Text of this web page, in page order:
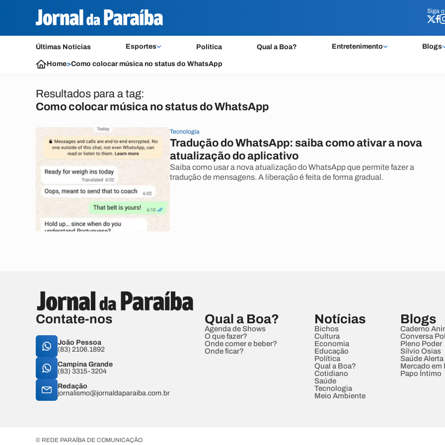
Siga o
Últimas Notícias Esportes Política Qual a Boa? Entretenimento Blogs
Siga o
Home>Como colocar música no status do WhatsApp
Resultados para a tag:
Como colocar música no status do WhatsApp
Tecnologia
Tradução do WhatsApp: saiba como ativar a nova
atualização do aplicativo
Saiba como usar a nova atualização do WhatsApp que permite fazer a
tradução de mensagens. A liberação é feita de forma gradual.
Contate-nos
João Pessoa
(83) 2106.1892
Campina Grande
(83) 3315-3204
Redação
jornalismo@jornaldaparaiba.com.br
Qual a Boa?
Agenda de Shows
O que fazer?
Onde comer e beber?
Onde ficar?
Notícias
Bichos
Cultura
Economia
Educação
Política
Qual a Boa?
Cotidiano
Saúde
Tecnologia
Meio Ambiente
Blogs
Caderno
Conversa
Pleno Poder
Sílvio Osias
Saúde Alerta
Mercado em
Papo Íntimo
© REDE PARAÍBA DE COMUNICAÇÃO